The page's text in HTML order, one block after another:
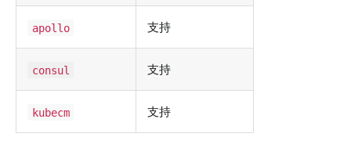
apollo 支持
consul 支持
kubecm 支持